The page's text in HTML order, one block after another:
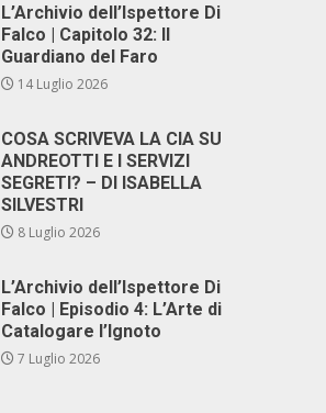
L’Archivio dell’Ispettore Di
Falco | Capitolo 32: Il
Guardiano del Faro
14 Luglio 2026
COSA SCRIVEVA LA CIA SU
ANDREOTTI E I SERVIZI
SEGRETI? – DI ISABELLA
SILVESTRI
8 Luglio 2026
L’Archivio dell’Ispettore Di
Falco | Episodio 4: L’Arte di
Catalogare l’Ignoto
7 Luglio 2026